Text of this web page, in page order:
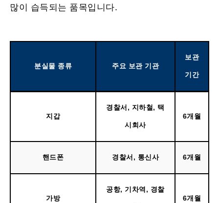
많이 습득되는 품목입니다.
분실물 종류 주요 보관 기관
보관
기간
지갑
경찰서, 지하철, 택
시회사
6개월
핸드폰 경찰서, 통신사 6개월
가방
공항, 기차역, 경찰
6개월